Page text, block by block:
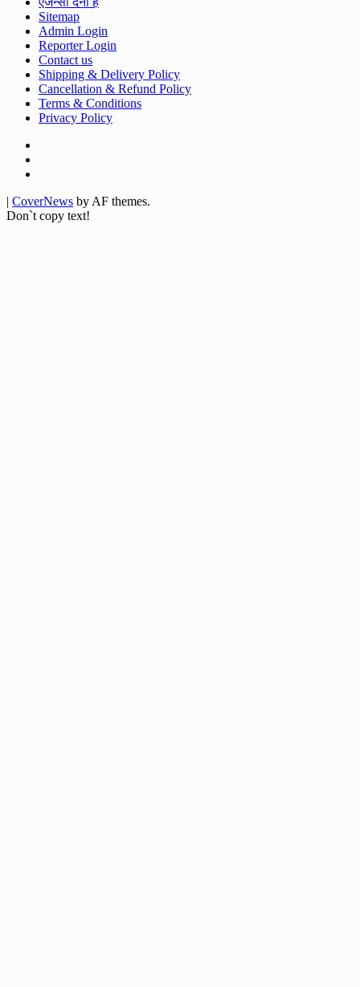
Sitemap
Admin Login
Reporter Login
Contact us
Shipping & Delivery Policy
Cancellation & Refund Policy
Terms & Conditions
Privacy Policy
| CoverNews by AF themes.
Don`t copy text!